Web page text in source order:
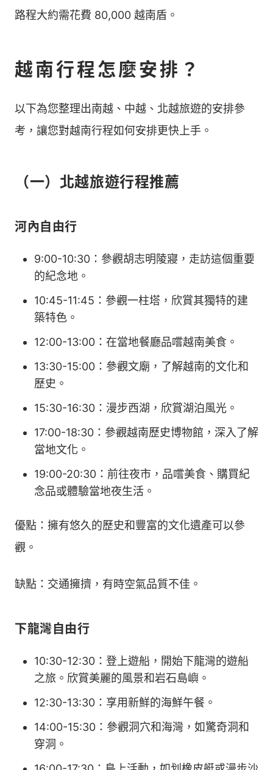
路程大約需花費 80,000 越南盾。
越南行程怎麼安排？
以下為您整理出南越、中越、北越旅遊的安排參
考，讓您對越南行程如何安排更快上手。
（一）北越旅遊行程推薦
河內自由行
9:00-10:30：參觀胡志明陵寢，走訪這個重要
的紀念地。
10:45-11:45：參觀一柱塔，欣賞其獨特的建
築特色。
12:00-13:00：在當地餐廳品嚐越南美食。
13:30-15:00：參觀文廟，了解越南的文化和
歷史。
15:30-16:30：漫步西湖，欣賞湖泊風光。
17:00-18:30：參觀越南歷史博物館，深入了解
當地文化。
19:00-20:30：前往夜市，品嚐美食、購買紀
念品或體驗當地夜生活。
優點：擁有悠久的歷史和豐富的文化遺產可以參
觀。
缺點：交通擁擠，有時空氣品質不佳。
下龍灣自由行
10:30-12:30：登上遊船，開始下龍灣的遊船
之旅。欣賞美麗的風景和岩石島嶼。
12:30-13:30：享用新鮮的海鮮午餐。
14:00-15:30：參觀洞穴和海灣，如驚奇洞和
穿洞。